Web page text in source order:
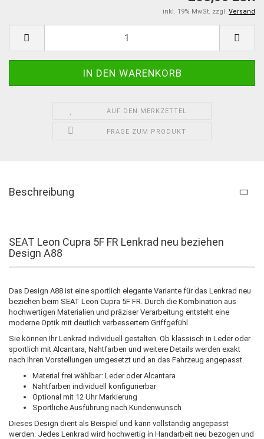
inkl. 19% MwSt. zzgl. Versand
AUF DEN MERKZETTEL
FRAGE ZUM PRODUKT
Beschreibung
SEAT Leon Cupra 5F FR Lenkrad neu beziehen
Design A88
Das Design A88 ist eine sportlich elegante Variante für das Lenkrad neu
beziehen beim SEAT Leon Cupra 5F FR. Durch die Kombination aus
hochwertigen Materialien und präziser Verarbeitung entsteht eine
moderne Optik mit deutlich verbessertem Griffgefühl.
Sie können Ihr Lenkrad individuell gestalten. Ob klassisch in Leder oder
sportlich mit Alcantara, Nahtfarben und weitere Details werden exakt
nach Ihren Vorstellungen umgesetzt und an das Fahrzeug angepasst.
Material frei wählbar: Leder oder Alcantara
Nahtfarben individuell konfigurierbar
Optional mit 12 Uhr Markierung
Sportliche Ausführung nach Kundenwunsch
Dieses Design dient als Beispiel und kann vollständig angepasst
werden. Jedes Lenkrad wird hochwertig in Handarbeit neu bezogen und